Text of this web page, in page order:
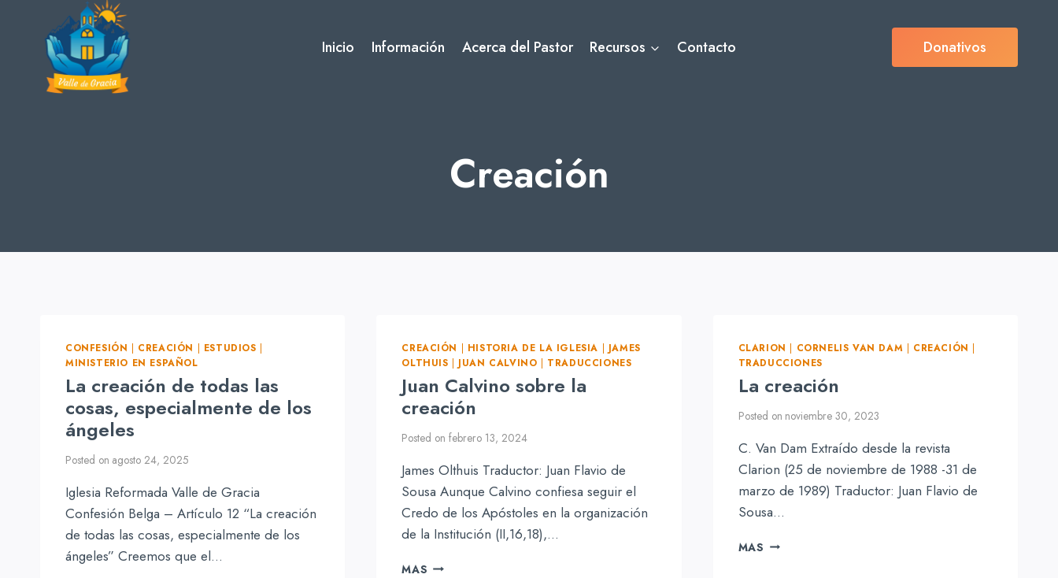
Inicio Información Acerca del Pastor Recursos Contacto Donativos
Creación
CONFESIÓN | CREACIÓN | ESTUDIOS |
MINISTERIO EN ESPAÑOL
La creación de todas las
cosas, especialmente de los
ángeles
Posted on agosto 24, 2025
Iglesia Reformada Valle de Gracia
Confesión Belga – Artículo 12 “La creación
de todas las cosas, especialmente de los
ángeles” Creemos que el…
CREACIÓN | HISTORIA DE LA IGLESIA | JAMES
OLTHUIS | JUAN CALVINO | TRADUCCIONES
Juan Calvino sobre la
creación
Posted on febrero 13, 2024
James Olthuis Traductor: Juan Flavio de
Sousa Aunque Calvino confiesa seguir el
Credo de los Apóstoles en la organización
de la Institución (II,16,18),…
MAS JUAN
CLARION | CORNELIS VAN DAM | CREACIÓN |
TRADUCCIONES
La creación
Posted on noviembre 30, 2023
C. Van Dam Extraído desde la revista
Clarion (25 de noviembre de 1988 -31 de
marzo de 1989) Traductor: Juan Flavio de
Sousa…
MAS LA